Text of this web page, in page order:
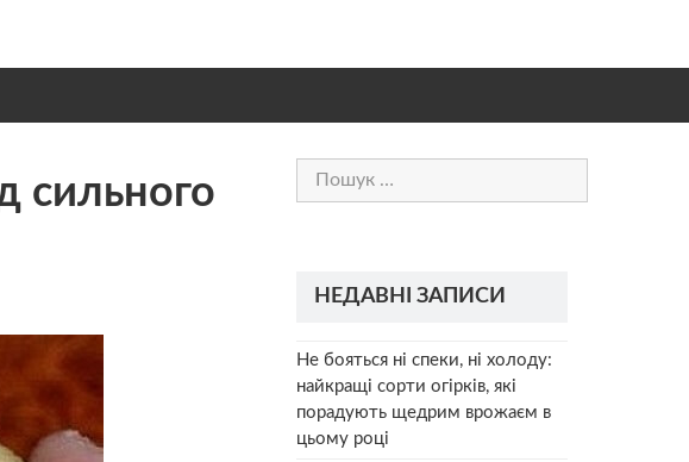
сильного
Пошук:
НЕДАВНІ ЗАПИСИ
Не бояться ні спеки, ні холоду:
найкращі сорти огірків, які
порадують щедрим врожаєм в
цьому році